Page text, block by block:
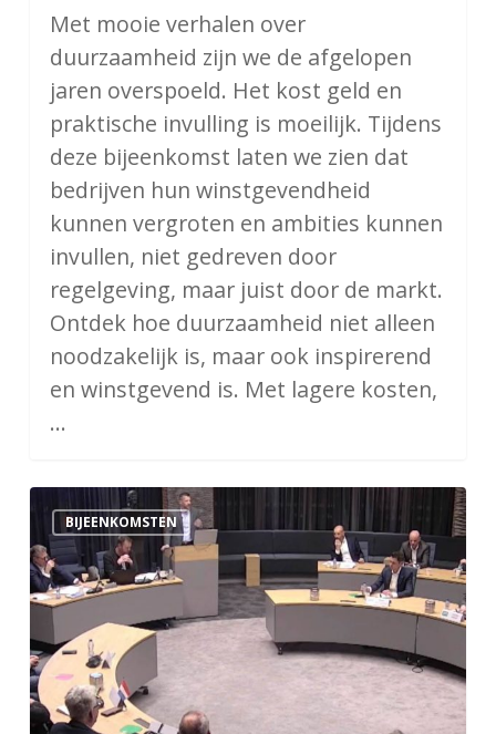
Met mooie verhalen over
duurzaamheid zijn we de afgelopen
jaren overspoeld. Het kost geld en
praktische invulling is moeilijk. Tijdens
deze bijeenkomst laten we zien dat
bedrijven hun winstgevendheid
kunnen vergroten en ambities kunnen
invullen, niet gedreven door
regelgeving, maar juist door de markt.
Ontdek hoe duurzaamheid niet alleen
noodzakelijk is, maar ook inspirerend
en winstgevend is. Met lagere kosten,
…
Ondernemersdebat
2026BIJEENKOMSTEN